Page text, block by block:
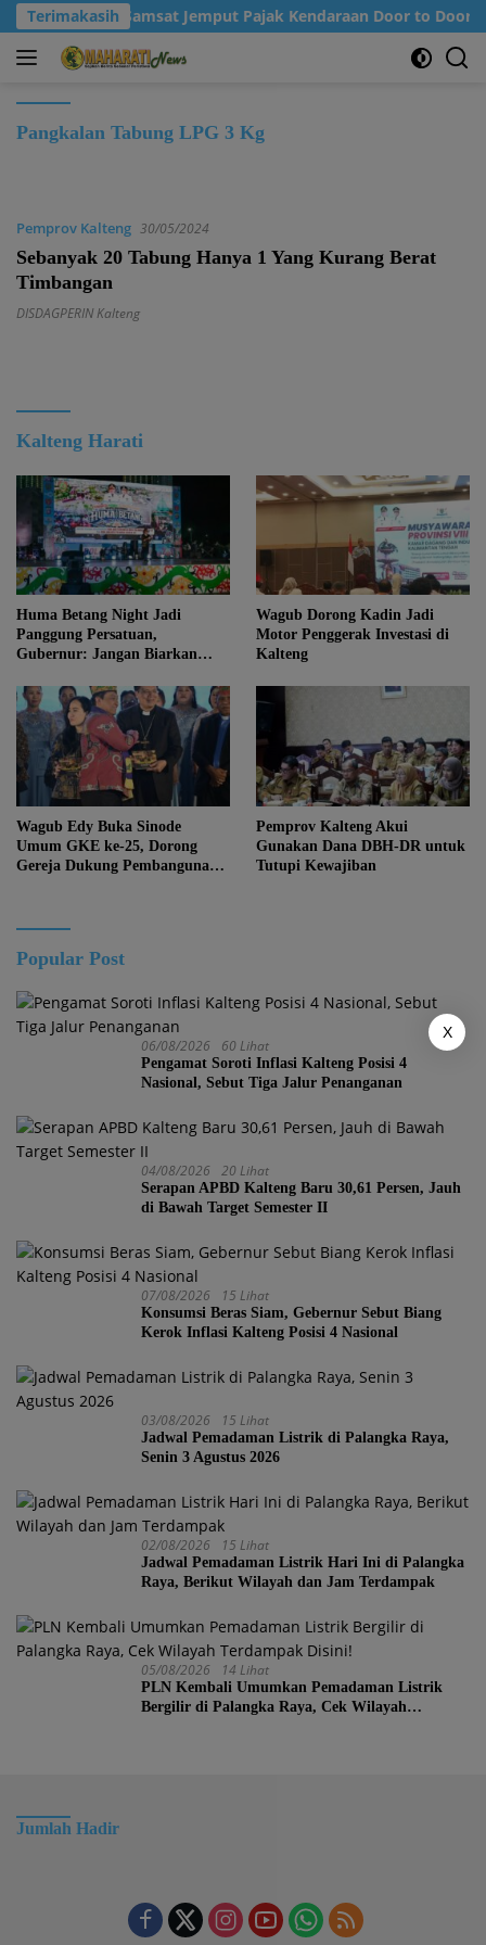
Langsung
ke
konten
Terimakasih
Dorong Samsat Jemput Pajak Kendaraan Door to Door
Pangkalan Tabung LPG 3 Kg
Pemprov Kalteng 30/05/2024
Sebanyak 20 Tabung Hanya 1 Yang Kurang Berat
Timbangan
DISDAGPERIN Kalteng
Kalteng Harati
Huma Betang Night Jadi
Panggung Persatuan,
Gubernur: Jangan Biarkan
Kalteng
Wagub Dorong Kadin Jadi
Motor Penggerak Investasi di
Kalteng
Wagub Edy Buka Sinode
Umum GKE ke-25, Dorong
Gereja Dukung Pembangunan
Pemprov Kalteng Akui
Gunakan Dana DBH-DR untuk
Tutupi Kewajiban
Popular Post
06/08/2026 60 Lihat
Pengamat Soroti Inflasi Kalteng Posisi 4
Nasional, Sebut Tiga Jalur Penanganan
04/08/2026 20 Lihat
Serapan APBD Kalteng Baru 30,61 Persen, Jauh
di Bawah Target Semester II
07/08/2026 15 Lihat
Konsumsi Beras Siam, Gebernur Sebut Biang
Kerok Inflasi Kalteng Posisi 4 Nasional
03/08/2026 15 Lihat
Jadwal Pemadaman Listrik di Palangka Raya,
Senin 3 Agustus 2026
02/08/2026 15 Lihat
Jadwal Pemadaman Listrik Hari Ini di Palangka
Raya, Berikut Wilayah dan Jam Terdampak
05/08/2026 14 Lihat
PLN Kembali Umumkan Pemadaman Listrik
Bergilir di Palangka Raya, Cek Wilayah
Jumlah Hadir
X